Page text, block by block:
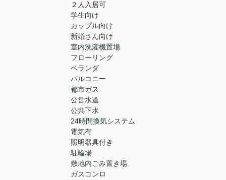
２人入居可
学生向け
カップル向け
新婚さん向け
室内洗濯機置場
フローリング
ベランダ
バルコニー
都市ガス
公営水道
公共下水
24時間換気システム
電気有
照明器具付き
駐輪場
敷地内ごみ置き場
ガスコンロ